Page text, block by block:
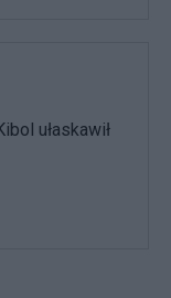
ułaskawił